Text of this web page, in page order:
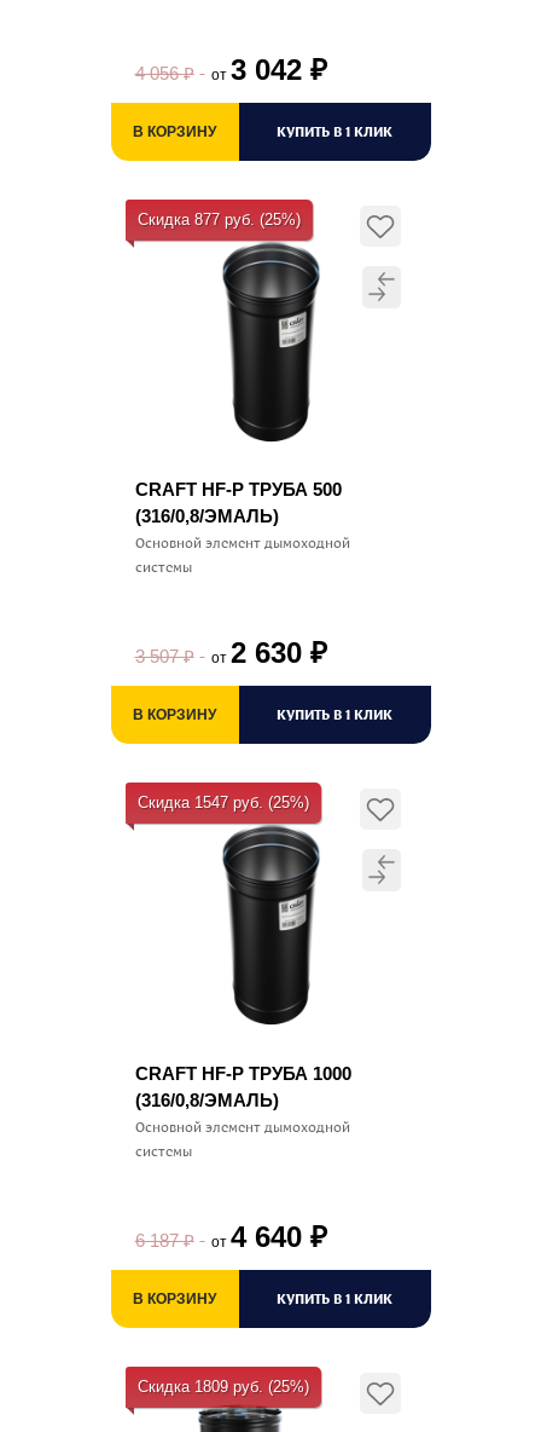
4 056₽ от 3 042 ₽
В КОРЗИНУ КУПИТЬ В 1 КЛИК
Скидка 877 руб. (25%)
CRAFT HF-P ТРУБА 500
(316/0,8/ЭМАЛЬ)
Основной элемент дымоходной
системы
3 507₽ от 2 630 ₽
В КОРЗИНУ КУПИТЬ В 1 КЛИК
Скидка 1547 руб. (25%)
CRAFT HF-P ТРУБА 1000
(316/0,8/ЭМАЛЬ)
Основной элемент дымоходной
системы
6 187₽ от 4 640 ₽
В КОРЗИНУ КУПИТЬ В 1 КЛИК
Скидка 1809 руб. (25%)